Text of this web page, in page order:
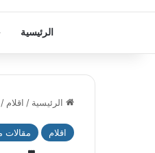
الرئيسية
الرئيسية / اقلام /
اقلام مقالات